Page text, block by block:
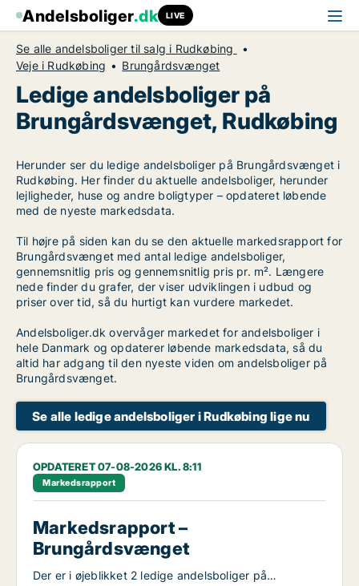
Andelsboliger.dk LIVE
Se alle andelsboliger til salg i Rudkøbing
Veje i Rudkøbing
Brungårdsvænget
Ledige andelsboliger på
Brungårdsvænget, Rudkøbing
Herunder ser du ledige andelsboliger på Brungårdsvænget i
Rudkøbing. Her finder du aktuelle andelsboliger, herunder
lejligheder, huse og andre boligtyper – opdateret løbende
med de nyeste markedsdata.
Til højre på siden kan du se den aktuelle markedsrapport for
Brungårdsvænget med antal ledige andelsboliger,
gennemsnitlig pris og gennemsnitlig pris pr. m². Længere
nede finder du grafer, der viser udviklingen i udbud og
priser over tid, så du hurtigt kan vurdere markedet.
Andelsboliger.dk overvåger markedet for andelsboliger i
hele Danmark og opdaterer løbende markedsdata, så du
altid har adgang til den nyeste viden om andelsboliger på
Brungårdsvænget.
Se alle ledige andelsboliger i Rudkøbing lige nu
OPDATERET 07-08-2026 KL. 8:11
Markedsrapport
Markedsrapport –
Brungårdsvænget
Der er i øjeblikket 2 ledige andelsboliger på